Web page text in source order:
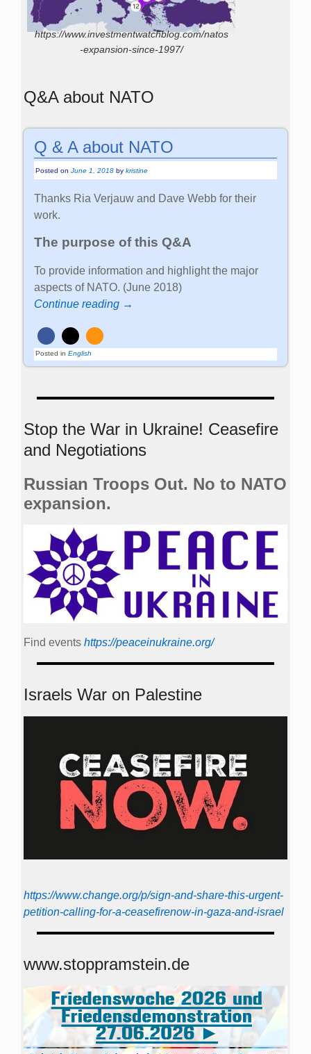
https://www.investmentwatchblog.com/natos
-expansion-since-1997/
Q&A about NATO
Q & A about NATO
Posted onJune 1, 2018 bykristine
Thanks Ria Verjauw and Dave Webb for their
work.
The purpose of this Q&A
To provide information and highlight the major
aspects of NATO. (June 2018)
Continue reading →
Posted in English
Stop the War in Ukraine! Ceasefire
and Negotiations
Russian Troops Out. No to NATO
expansion.
Find events https://peace­in­ukraine.org/
Israels War on Palestine
https://www.change.org/p/sign-and-share-this-urgent-
petition-calling-for-a-ceasefirenow-in-gaza-and-israel
www.stoppramstein.de